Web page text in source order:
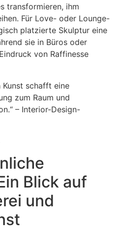
transformieren, ihm
Für Love- oder Lounge-
platzierte Skulptur eine
sie in Büros oder
von Raffinesse
Kunst schafft eine
zum Raum und
– Interior-Design-
Blick auf
und